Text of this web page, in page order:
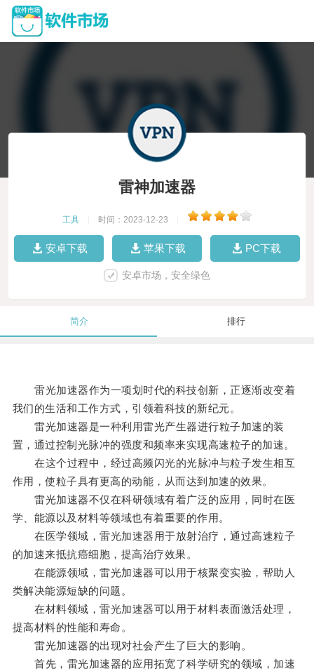
雷神加速器
工具 时间：2023-12-23
安卓下载 苹果下载 PC下载
安卓市场，安全绿色
简介 排行
雷光加速器作为一项划时代的科技创新，正逐渐改变着
我们的生活和工作方式，引领着科技的新纪元。
雷光加速器是一种利用雷光产生器进行粒子加速的装
置，通过控制光脉冲的强度和频率来实现高速粒子的加速。
在这个过程中，经过高频闪光的光脉冲与粒子发生相互
作用，使粒子具有更高的动能，从而达到加速的效果。
雷光加速器不仅在科研领域有着广泛的应用，同时在医
学、能源以及材料等领域也有着重要的作用。
在医学领域，雷光加速器用于放射治疗，通过高速粒子
的加速来抵抗癌细胞，提高治疗效果。
在能源领域，雷光加速器可以用于核聚变实验，帮助人
类解决能源短缺的问题。
在材料领域，雷光加速器可以用于材料表面激活处理，
提高材料的性能和寿命。
雷光加速器的出现对社会产生了巨大的影响。
首先，雷光加速器的应用拓宽了科学研究的领域，加速